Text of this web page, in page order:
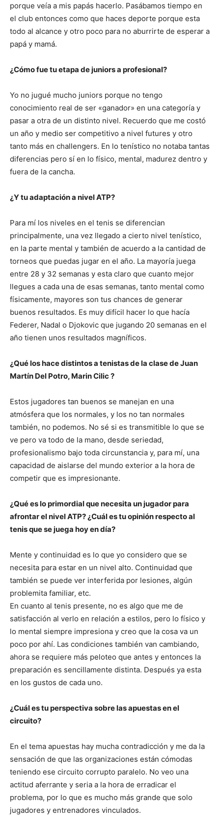
porque veía a mis papás hacerlo. Pasábamos tiempo en
el club entonces como que haces deporte porque esta
todo al alcance y otro poco para no aburrirte de esperar a
papá y mamá.
¿Cómo fue tu etapa de juniors a profesional?
Yo no jugué mucho juniors porque no tengo
conocimiento real de ser «ganador» en una categoría y
pasar a otra de un distinto nivel. Recuerdo que me costó
un año y medio ser competitivo a nivel futures y otro
tanto más en challengers. En lo tenístico no notaba tantas
diferencias pero sí en lo físico, mental, madurez dentro y
fuera de la cancha.
¿Y tu adaptación a nivel ATP?
Para mí los niveles en el tenis se diferencian
principalmente, una vez llegado a cierto nivel tenístico,
en la parte mental y también de acuerdo a la cantidad de
torneos que puedas jugar en el año. La mayoría juega
entre 28 y 32 semanas y esta claro que cuanto mejor
llegues a cada una de esas semanas, tanto mental como
físicamente, mayores son tus chances de generar
buenos resultados. Es muy difícil hacer lo que hacía
Federer, Nadal o Djokovic que jugando 20 semanas en el
año tienen unos resultados magníficos.
¿Qué los hace distintos a tenistas de la clase de Juan
Martín Del Potro, Marin Cilic ?
Estos jugadores tan buenos se manejan en una
atmósfera que los normales, y los no tan normales
también, no podemos. No sé si es transmitible lo que se
ve pero va todo de la mano, desde seriedad,
profesionalismo bajo toda circunstancia y, para mí, una
capacidad de aislarse del mundo exterior a la hora de
competir que es impresionante.
¿Qué es lo primordial que necesita un jugador para
afrontar el nivel ATP? ¿Cuál es tu opinión respecto al
tenis que se juega hoy en día?
Mente y continuidad es lo que yo considero que se
necesita para estar en un nivel alto. Continuidad que
también se puede ver interferida por lesiones, algún
problemita familiar, etc.
En cuanto al tenis presente, no es algo que me de
satisfacción al verlo en relación a estilos, pero lo físico y
lo mental siempre impresiona y creo que la cosa va un
poco por ahí. Las condiciones también van cambiando,
ahora se requiere más peloteo que antes y entonces la
preparación es sencillamente distinta. Después ya esta
en los gustos de cada uno.
¿Cuál es tu perspectiva sobre las apuestas en el
circuito?
En el tema apuestas hay mucha contradicción y me da la
sensación de que las organizaciones están cómodas
teniendo ese circuito corrupto paralelo. No veo una
actitud aferrante y seria a la hora de erradicar el
problema, por lo que es mucho más grande que solo
jugadores y entrenadores vinculados.